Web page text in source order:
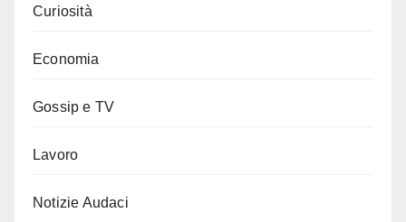
Curiosità
Economia
Gossip e TV
Lavoro
Notizie Audaci